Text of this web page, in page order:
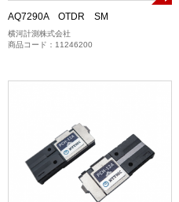
AQ7290A OTDR SM
横河計測株式会社
商品コード：11246200